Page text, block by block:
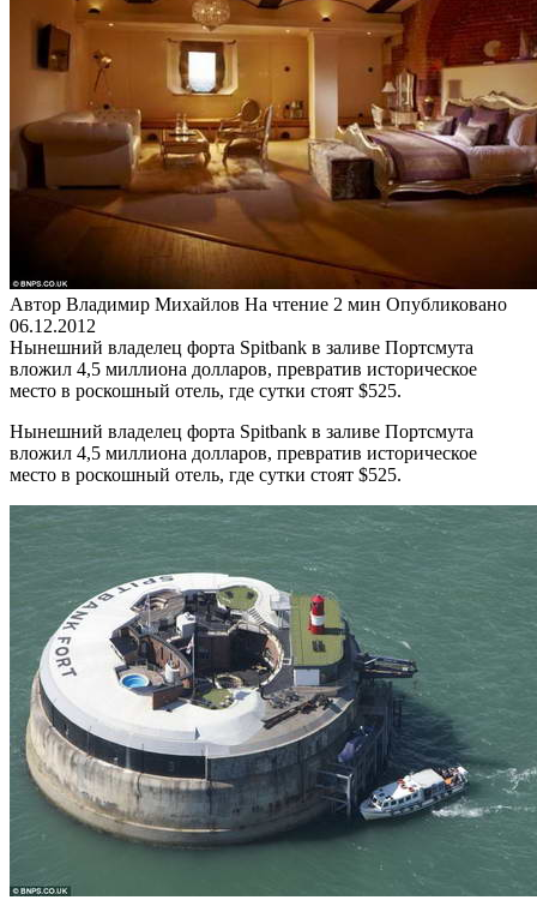
Автор Владимир Михайлов На чтение 2 мин Опубликовано
06.12.2012
Нынешний владелец форта Spitbank в заливе Портсмута
вложил 4,5 миллиона долларов, превратив историческое
место в роскошный отель, где сутки стоят $525.
Нынешний владелец форта Spitbank в заливе Портсмута
вложил 4,5 миллиона долларов, превратив историческое
место в роскошный отель, где сутки стоят $525.